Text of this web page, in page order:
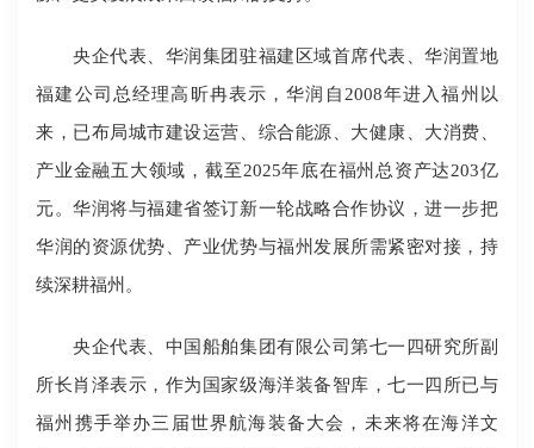
央企代表、华润集团驻福建区域首席代表、华润置地
福建公司总经理高昕冉表示，华润自2008年进入福州以
来，已布局城市建设运营、综合能源、大健康、大消费、
产业金融五大领域，截至2025年底在福州总资产达203亿
元。华润将与福建省签订新一轮战略合作协议，进一步把
华润的资源优势、产业优势与福州发展所需紧密对接，持
续深耕福州。
央企代表、中国船舶集团有限公司第七一四研究所副
所长肖泽表示，作为国家级海洋装备智库，七一四所已与
福州携手举办三届世界航海装备大会，未来将在海洋文